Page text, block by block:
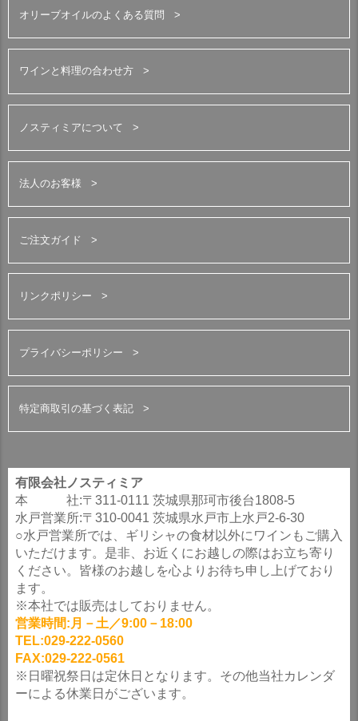
オリーブオイルのよくある質問
ワインと料理の合わせ方
ノスティミアについて
法人のお客様
ご注文ガイド
リンクポリシー
プライバシーポリシー
特定商取引の基づく表記
有限会社ノスティミア
本 社:〒311-0111 茨城県那珂市後台1808-5
水戸営業所:〒310-0041 茨城県水戸市上水戸2-6-30
○水戸営業所では、ギリシャの食材以外にワインもご購入
いただけます。是非、お近くにお越しの際はお立ち寄り
ください。皆様のお越しを心よりお待ち申し上げており
ます。
※本社では販売はしておりません。
営業時間:月－土／9:00－18:00
TEL:029-222-0560
FAX:029-222-0561
※日曜祝祭日は定休日となります。その他当社カレンダ
ーによる休業日がございます。